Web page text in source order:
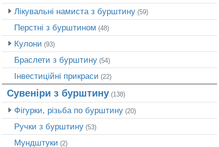
Лікувальні намиста з бурштину (59)
Перстні з бурштином (48)
Кулони (93)
Браслети з бурштину (54)
Інвестиційні прикраси (22)
Сувеніри з бурштину (138)
Фігурки, різьба по бурштину (20)
Ручки з бурштину (53)
Мундштуки (2)